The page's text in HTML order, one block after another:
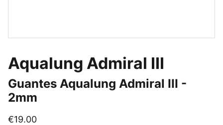
Aqualung Admiral III
Guantes Aqualung Admiral III -
2mm
€19.00